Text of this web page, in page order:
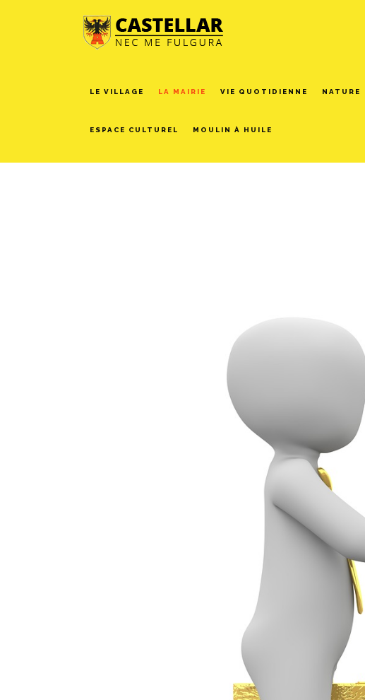
LE VILLAGE LA MAIRIE VIE QUOTIDIENNE NATURE
ESPACE CULTUREL MOULIN À HUILE